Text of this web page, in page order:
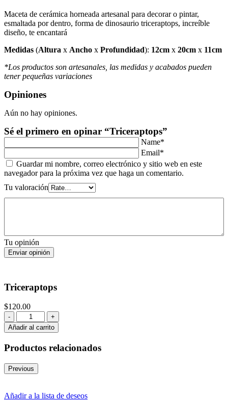
Maceta de cerámica horneada artesanal para decorar o pintar,
esmaltada por dentro, forma de dinosaurio triceraptops, increíble
diseño, te encantará
Medidas (Altura x Ancho x Profundidad): 12cm x 20cm x 11cm
*Los productos son artesanales, las medidas y acabados pueden
tener pequeñas variaciones
Opiniones
Aún no hay opiniones.
Sé el primero en opinar “Triceraptops”
Name*
Email*
Guardar mi nombre, correo electrónico y sitio web en este
navegador para la próxima vez que haga un comentario.
Tu valoración
Tu opinión
Triceraptops
$120.00
Añadir al carrito
Productos relacionados
Previous
Añadir a la lista de deseos